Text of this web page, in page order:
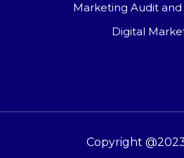
Marketing Audit
Digital
Copyright